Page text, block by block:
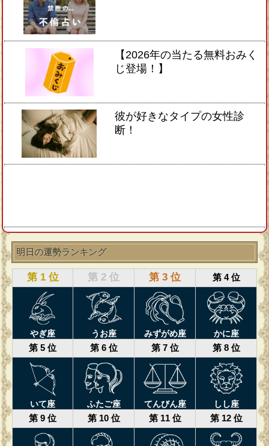
【2026年の当たる無料おみく
じ登場！】
彼が好きなタイプの女性診
断！
明日の運勢ランキング
第 1 位 第 2 位 第 3 位 第 4 位
やぎ座 うお座 みずがめ座 かに座
第 5 位 第 6 位 第 7 位 第 8 位
いて座 ふたご座 てんびん座 しし座
第 9 位 第 10 位 第 11 位 第 12 位